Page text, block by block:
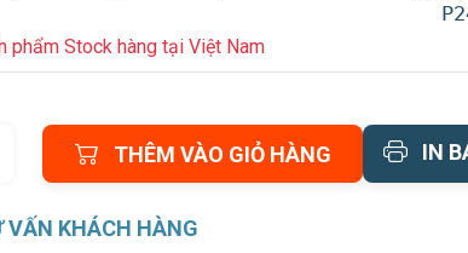
phẩm Stock hàng tại Việt Nam
THÊM VÀO GIỎ HÀNG IN
KHÁCH HÀNG